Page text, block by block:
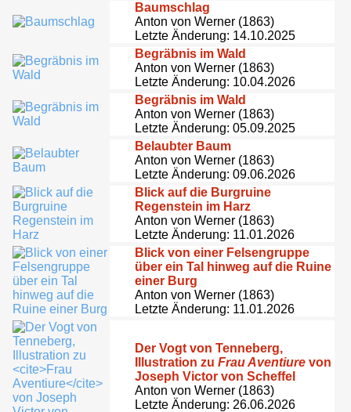
Baumschlag
Anton von Werner (1863)
Letzte Änderung: 14.10.2025
Begräbnis im Wald
Anton von Werner (1863)
Letzte Änderung: 10.04.2026
Begräbnis im Wald
Anton von Werner (1863)
Letzte Änderung: 05.09.2025
Belaubter Baum
Anton von Werner (1863)
Letzte Änderung: 09.06.2026
Blick auf die Burgruine
Regenstein im Harz
Anton von Werner (1863)
Letzte Änderung: 11.01.2026
Blick von einer Felsengruppe
über ein Tal hinweg auf die Ruine
einer Burg
Anton von Werner (1863)
Letzte Änderung: 11.01.2026
Der Vogt von Tenneberg,
Illustration zu Frau Aventiure von
Joseph Victor von Scheffel
Anton von Werner (1863)
Letzte Änderung: 26.06.2026